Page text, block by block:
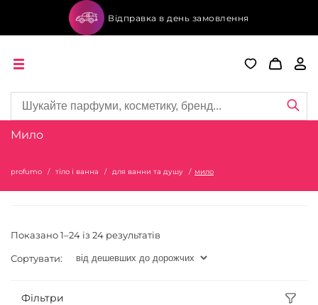
Відправка в день замовлення
Мило
profumo тіло і ванна для ванни та душу мило
Показано 1–24 із 24 результатів
Сортувати:
Фільтри